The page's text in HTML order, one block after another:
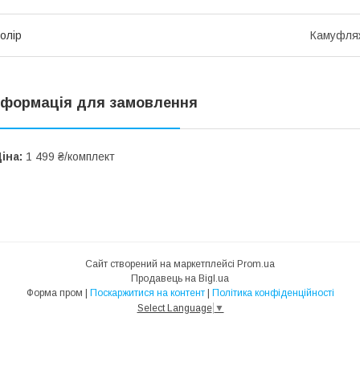
для замовлення
1 499 ₴/комплект
Сайт створений на маркетплейсі Prom.ua
Продавець на Bigl.ua
Форма пром | Поскаржитися на контент | Політика конфіденційності
Select Language ▼